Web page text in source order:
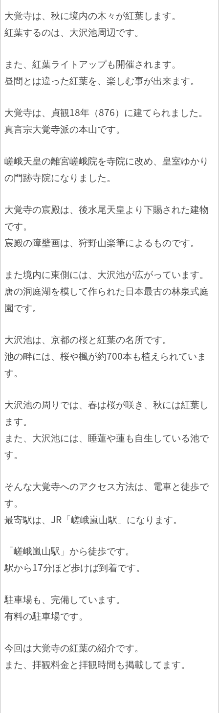
大覚寺は、秋に境内の木々が紅葉します。
紅葉するのは、大沢池周辺です。
また、紅葉ライトアップも開催されます。
昼間とは違った紅葉を、楽しむ事が出来ます。
大覚寺は、貞観18年（876）に建てられました。
真言宗大覚寺派の本山です。
嵯峨天皇の離宮嵯峨院を寺院に改め、皇室ゆかり
の門跡寺院になりました。
大覚寺の宸殿は、後水尾天皇より下賜された建物
です。
宸殿の障壁画は、狩野山楽筆によるものです。
また境内に東側には、大沢池が広がっています。
唐の洞庭湖を模して作られた日本最古の林泉式庭
園です。
大沢池は、京都の桜と紅葉の名所です。
池の畔には、桜や楓が約700本も植えられていま
す。
大沢池の周りでは、春は桜が咲き、秋には紅葉し
ます。
また、大沢池には、睡蓮や蓮も自生している池で
す。
そんな大覚寺へのアクセス方法は、電車と徒歩で
す。
最寄駅は、JR「嵯峨嵐山駅」になります。
「嵯峨嵐山駅」から徒歩です。
駅から17分ほど歩けば到着です。
駐車場も、完備しています。
有料の駐車場です。
今回は大覚寺の紅葉の紹介です。
また、拝観料金と拝観時間も掲載してます。